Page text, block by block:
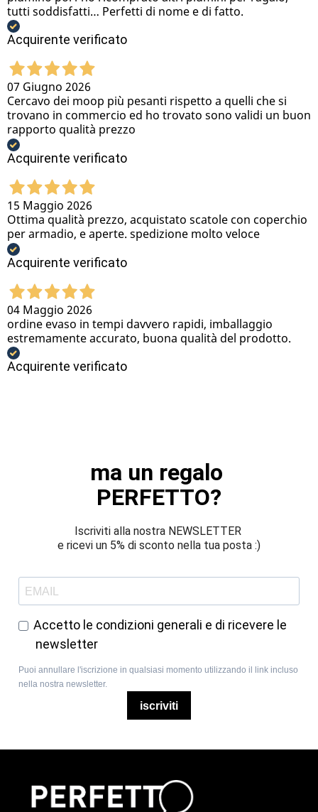
tutti soddisfatti… Perfetti di nome e di fatto.
Acquirente verificato
07 Giugno 2026
Cercavo dei moop più pesanti rispetto a quelli che si
trovano in commercio ed ho trovato sono validi un buon
rapporto qualità prezzo
Acquirente verificato
15 Maggio 2026
Ottima qualità prezzo, acquistato scatole con coperchio
per armadio, e aperte. spedizione molto veloce
Acquirente verificato
04 Maggio 2026
ordine evaso in tempi davvero rapidi, imballaggio
estremamente accurato, buona qualità del prodotto.
Acquirente verificato
ma un regalo
PERFETTO?
Iscriviti alla nostra NEWSLETTER
e ricevi un 5% di sconto nella tua posta :)
Accetto le condizioni generali e di ricevere le
newsletter
Puoi annullare l'iscrizione in qualsiasi momento utilizzando il link incluso
nella nostra newsletter.
iscriviti